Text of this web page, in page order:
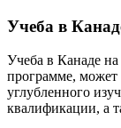
Учеба в
Учеба в Канаде на
программе, может
углубленного
квалификации, а